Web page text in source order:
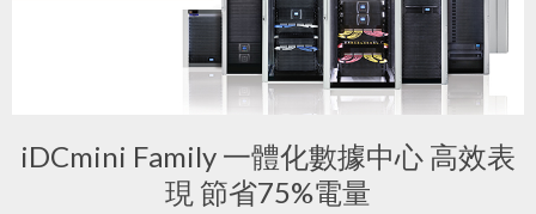
iDCmini Family 一體化數據中心 高效表
現 節省75%電量